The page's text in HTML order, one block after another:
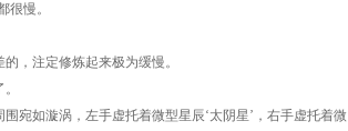
慢。
，注定修炼起来极为缓慢。
如漩涡，左手虚托着微型星辰‘太阴星’，右手虚托着微